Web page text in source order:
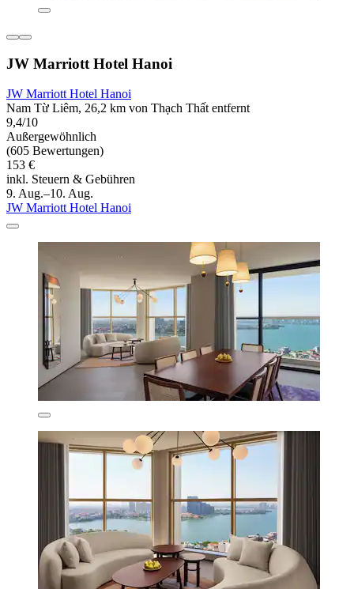
JW Marriott Hotel Hanoi
JW Marriott Hotel Hanoi
Nam Từ Liêm, 26,2 km von Thạch Thất entfernt
9,4/10
Außergewöhnlich
(605 Bewertungen)
153 €
inkl. Steuern & Gebühren
9. Aug.–10. Aug.
JW Marriott Hotel Hanoi